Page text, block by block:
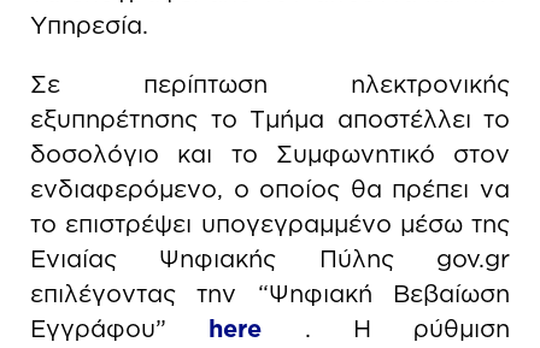
Υπηρεσία.
Σε περίπτωση ηλεκτρονικής
εξυπηρέτησης το Τμήμα αποστέλλει το
δοσολόγιο και το Συμφωνητικό στον
ενδιαφερόμενο, ο οποίος θα πρέπει να
το επιστρέψει υπογεγραμμένο μέσω της
Ενιαίας Ψηφιακής Πύλης gov.gr
επιλέγοντας την “Ψηφιακή Βεβαίωση
Εγγράφου” here
. Η ρύθμιση